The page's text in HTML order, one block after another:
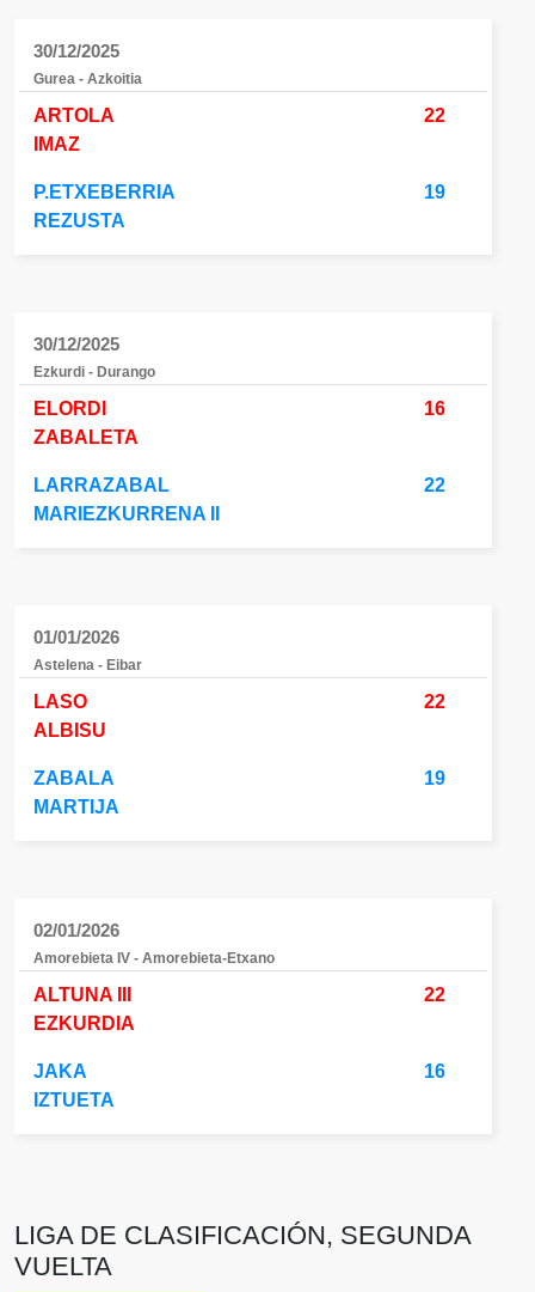
30/12/2025
Gurea - Azkoitia
ARTOLA
IMAZ
22
P.ETXEBERRIA
REZUSTA
19
30/12/2025
Ezkurdi - Durango
ELORDI
ZABALETA
16
LARRAZABAL
MARIEZKURRENA II
22
01/01/2026
Astelena - Eibar
LASO
ALBISU
22
ZABALA
MARTIJA
19
02/01/2026
Amorebieta IV - Amorebieta-Etxano
ALTUNA III
EZKURDIA
22
JAKA
IZTUETA
16
LIGA DE CLASIFICACIÓN, SEGUNDA
VUELTA